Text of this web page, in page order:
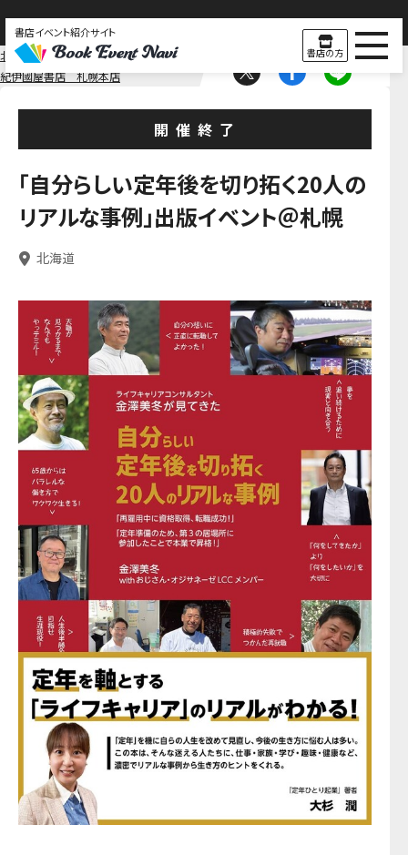
書店イベント紹介サイト
書店の方
北海道
北海道
紀伊國屋書店 札幌本店
開催終了
「自分らしい定年後を切り拓く20人の
リアルな事例」出版イベント＠札幌
北海道